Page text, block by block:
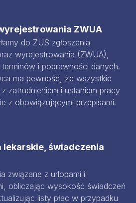
ZWUA
do ZUS zgłoszenia
wyrejestrowania (ZWUA),
i poprawności danych.
ma pewność, że wszystkie
zatrudnieniem i ustaniem pracy
z obowiązującymi przepisami.
lekarskie, świadczenia
związane z urlopami i
obliczając wysokość świadczeń
listy płac w przypadku